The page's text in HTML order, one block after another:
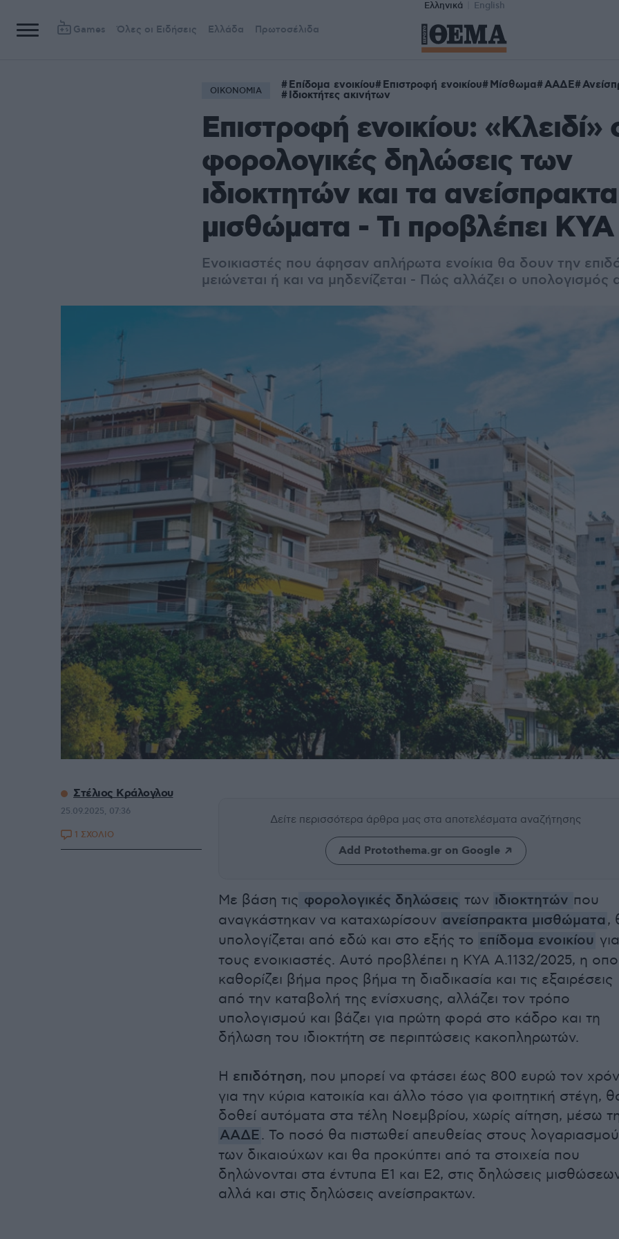
Ελληνικά English
Games Όλες οι Ειδήσεις Ελλάδα Πρωτοσέλιδα
ΟΙΚΟΝΟΜΙΑ Επίδομα ενοικίου Επιστροφή ενοικίου Μίσθωμα ΑΑΔΕ
Ιδιοκτήτες ακινήτων
Επιστροφή ενοικίου: «Κλειδί»
φορολογικές δηλώσεις των
ιδιοκτητών και τα ανείσπρακτα
μισθώματα - Τι προβλέπει ΚΥΑ
Ενοικιαστές που άφησαν απλήρωτα ενοίκια θα δουν την
μειώνεται ή και να μηδενίζεται - Πώς αλλάζει ο
Δείτε περισσότερα άρθρα μας στα αποτελέσματα αναζήτησης
Add Protothema.gr on Google
Με βάση τις φορολογικές δηλώσεις των ιδιοκτητών που
αναγκάστηκαν να καταχωρίσουν ανείσπρακτα μισθώματα ,
υπολογίζεται από εδώ και στο εξής το επίδομα ενοικίου για
τους ενοικιαστές. Αυτό προβλέπει η ΚΥΑ Α.1132/2025, η
καθορίζει βήμα προς βήμα τη διαδικασία και τις εξαιρέσεις
από την καταβολή της ενίσχυσης, αλλάζει τον τρόπο
υπολογισμού και βάζει για πρώτη φορά στο κάδρο και τη
δήλωση του ιδιοκτήτη σε περιπτώσεις κακοπληρωτών.
Η επιδότηση, που μπορεί να φτάσει έως 800 ευρώ τον
για την κύρια κατοικία και άλλο τόσο για φοιτητική στέγη,
δοθεί αυτόματα στα τέλη Νοεμβρίου, χωρίς αίτηση, μέσω
ΑΑΔΕ. Το ποσό θα πιστωθεί απευθείας στους
των δικαιούχων και θα προκύπτει από τα στοιχεία που
δηλώνονται στα έντυπα Ε1 και Ε2, στις δηλώσεις
αλλά και στις δηλώσεις ανείσπρακτων.
Στέλιος Κράλογλου
25.09.2025, 07:36
1 ΣΧΟΛΙΟ